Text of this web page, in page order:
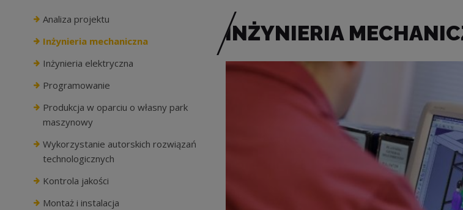
INŻYNIERIA
Analiza projektu
Inżynieria mechaniczna
Inżynieria elektryczna
Programowanie
Produkcja w oparciu o własny park
maszynowy
Wykorzystanie autorskich rozwiązań
technologicznych
Kontrola jakości
Montaż i instalacja